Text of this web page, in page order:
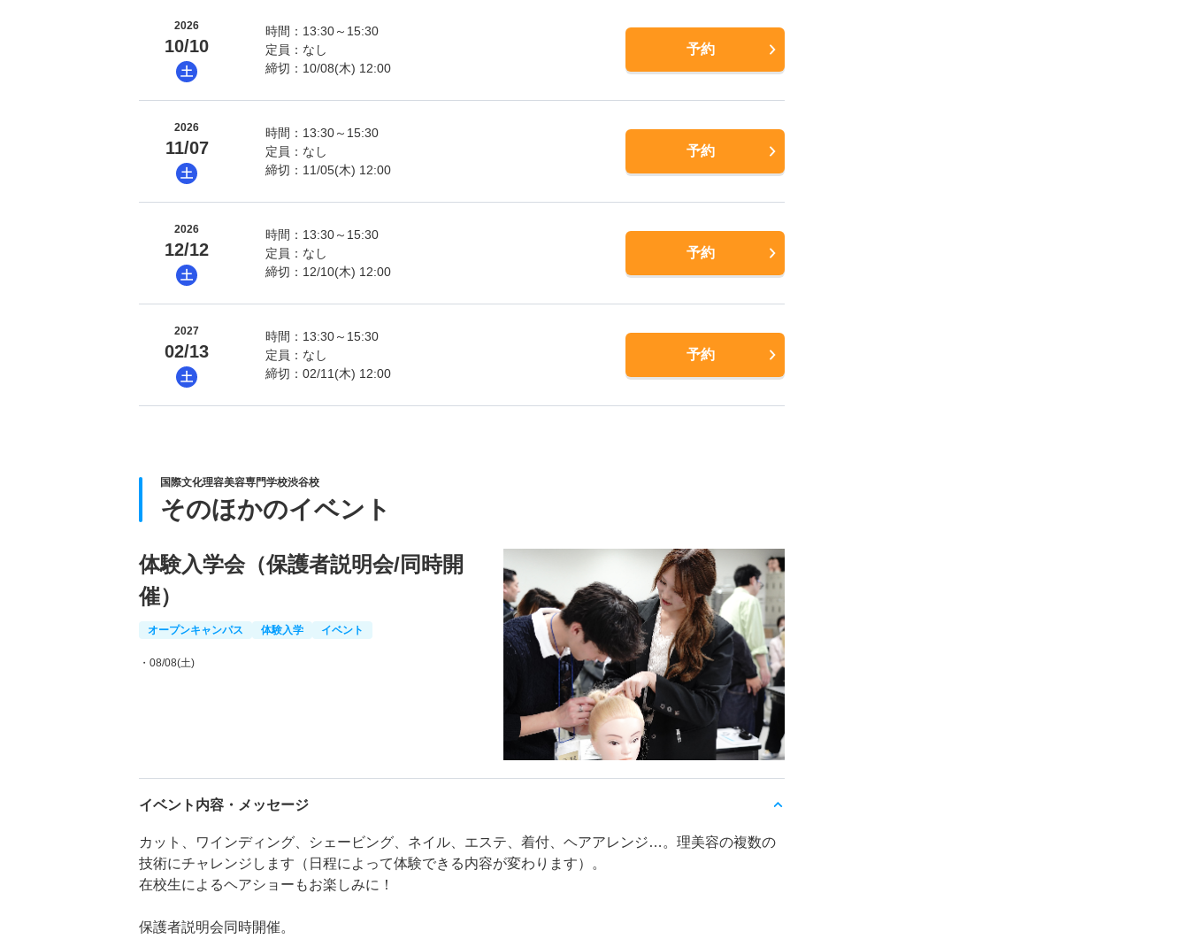
2026
10/10
土
時間：13:30～15:30
定員：なし
締切：10/08(木) 12:00
予約
2026
11/07
土
時間：13:30～15:30
定員：なし
締切：11/05(木) 12:00
予約
2026
12/12
土
時間：13:30～15:30
定員：なし
締切：12/10(木) 12:00
予約
2027
02/13
土
時間：13:30～15:30
定員：なし
締切：02/11(木) 12:00
予約
国際文化理容美容専門学校渋谷校
そのほかのイベント
体験入学会（保護者説明会/同時開
催）
オープンキャンパス 体験入学 イベント
・08/08(土)
イベント内容・メッセージ
カット、ワインディング、シェービング、ネイル、エステ、着付、ヘアアレンジ…。理美容の複数の
技術にチャレンジします（日程によって体験できる内容が変わります）。
在校生によるヘアショーもお楽しみに！
保護者説明会同時開催。